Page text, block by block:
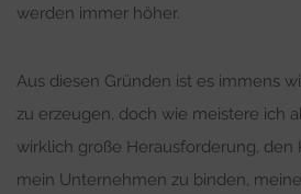
werden immer höher.
Aus diesen Gründen ist es immens
zu erzeugen, doch wie meistere ich
wirklich große Herausforderung, den
mein Unternehmen zu binden,